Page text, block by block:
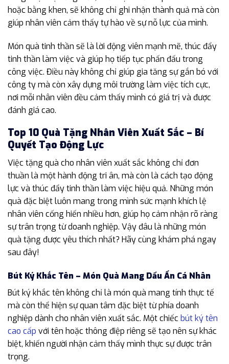
hoặc bằng khen, sẽ không chỉ ghi nhận thành quả mà còn
giúp nhân viên cảm thấy tự hào về sự nỗ lực của mình.
Món quà tinh thần sẽ là lời động viên mạnh mẽ, thúc đẩy
tinh thần làm việc và giúp họ tiếp tục phấn đấu trong
công việc. Điều này không chỉ giúp gia tăng sự gắn bó với
công ty mà còn xây dựng môi trường làm việc tích cực,
nơi mỗi nhân viên đều cảm thấy mình có giá trị và được
đánh giá cao.
Top 10 Quà Tặng Nhân Viên Xuất Sắc – Bí
Quyết Tạo Động Lực
Việc tặng quà cho nhân viên xuất sắc không chỉ đơn
thuần là một hành động tri ân, mà còn là cách tạo động
lực và thúc đẩy tinh thần làm việc hiệu quả. Những món
quà đặc biệt luôn mang trong mình sức mạnh khích lệ
nhân viên cống hiến nhiều hơn, giúp họ cảm nhận rõ ràng
sự trân trọng từ doanh nghiệp. Vậy đâu là những món
quà tặng được yêu thích nhất? Hãy cùng khám phá ngay
sau đây!
Bút Ký Khắc Tên – Món Quà Mang Dấu Ấn Cá Nhân
Bút ký khắc tên không chỉ là món quà mang tính thực tế
mà còn thể hiện sự quan tâm đặc biệt từ phía doanh
nghiệp dành cho nhân viên xuất sắc. Một chiếcbút ký tên
cao cấp với tên hoặc thông điệp riêng sẽ tạo nên sự khác
biệt, khiến người nhận cảm thấy mình thực sự được trân
trọng.